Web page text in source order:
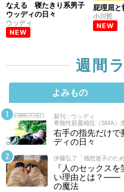
なえる 寝たきり系男子
ウッディの日々
ウッディ
NEW
屁理屈と
小川哲
NEW
週間
よみもの
新刊 : ウッディ
脊髄性筋萎縮症（SMA）
右手の指先だけ
ディの日々
伊藤弘了「感想迷子のた
『人のセックス
い理由とは？――
の魔法